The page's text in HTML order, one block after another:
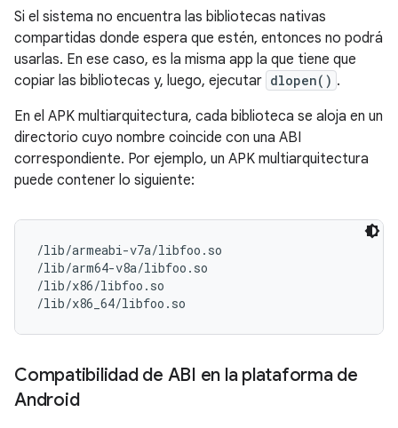
Si el sistema no encuentra las bibliotecas nativas
compartidas donde espera que estén, entonces no podrá
usarlas. En ese caso, es la misma app la que tiene que
copiar las bibliotecas y, luego, ejecutar dlopen() .
En el APK multiarquitectura, cada biblioteca se aloja en un
directorio cuyo nombre coincide con una ABI
correspondiente. Por ejemplo, un APK multiarquitectura
puede contener lo siguiente:
/lib/armeabi-v7a/libfoo.so
/lib/arm64-v8a/libfoo.so
/lib/x86/libfoo.so
Compatibilidad de ABI en la plataforma de
Android